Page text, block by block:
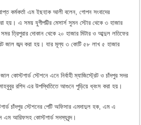
কর্মকর্তা এম ইছহাক আলী বলেন, গোপন সংবাদের
হয়। এ সময় যুগীপট্টির মেসার্স সুমন স্টোর থেকে ৩ হাজার
সমর ত্রিপুরার দোকান থেকে ২০ হাজার মিটার ও আব্দুল লতিফের
জাল জব্দ করা হয়। যার মূল্য ৩ কোটি ৫৮ লাখ ৫ হাজার
কোস্টগার্ড স্টেশনে এনে নির্বাহী ম্যাজিস্ট্রেট ও চাঁদপুর সদর
রশিদ এর উপস্থিতিতে আগুনে পুড়িয়ে ধ্বংস করা হয়।
চাঁদপুর স্টেশনের পেটি অফিসার এমদাদুল হক, এম এ
এম আরিফসহ কোস্টগার্ড সদস্যবৃন্দ।